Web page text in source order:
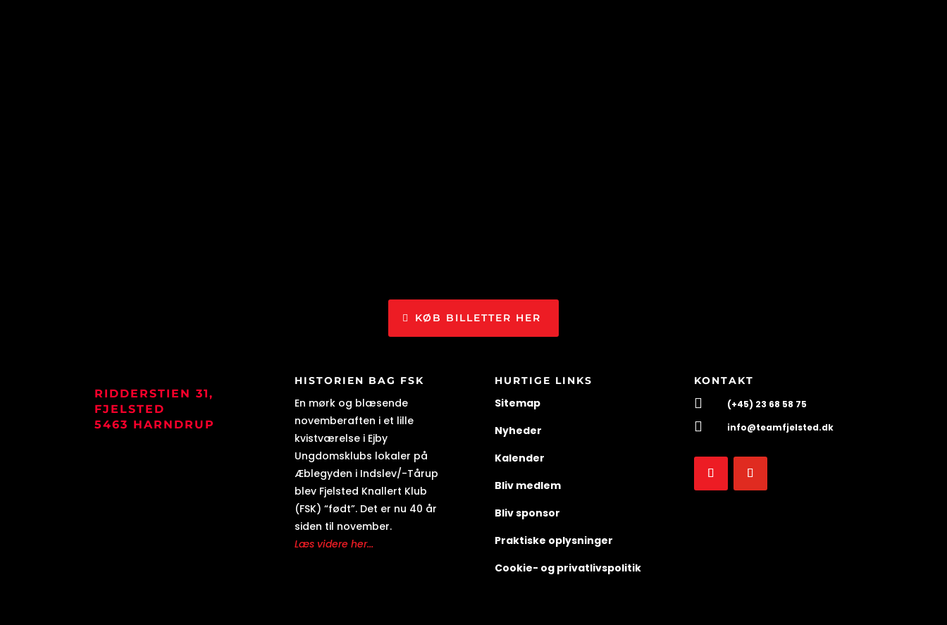
KØB BILLETTER HER
RIDDERSTIEN 31,
FJELSTED
5463 HARNDRUP
HISTORIEN BAG FSK
En mørk og blæsende
novemberaften i et lille
kvistværelse i Ejby
Ungdomsklubs lokaler på
Æblegyden i Indslev/-Tårup
blev Fjelsted Knallert Klub
(FSK) “født”. Det er nu 40 år
siden til november.
Læs videre her...
HURTIGE LINKS
Sitemap
Nyheder
Kalender
Bliv medlem
Bliv sponsor
Praktiske oplysninger
Cookie- og privatlivspolitik
KONTAKT
 (+45) 23 68 58 75
 info@teamfjelsted.dk